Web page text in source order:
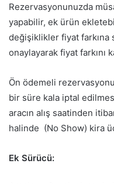
Rezervasyonunuzda
yapabilir, ek ürün
değişiklikler fiyat
onaylayarak fiyat farkını
Ön ödemeli
bir süre kala iptal
aracın alış saatinden
halinde (No Show) kira
Ek Sürücü: